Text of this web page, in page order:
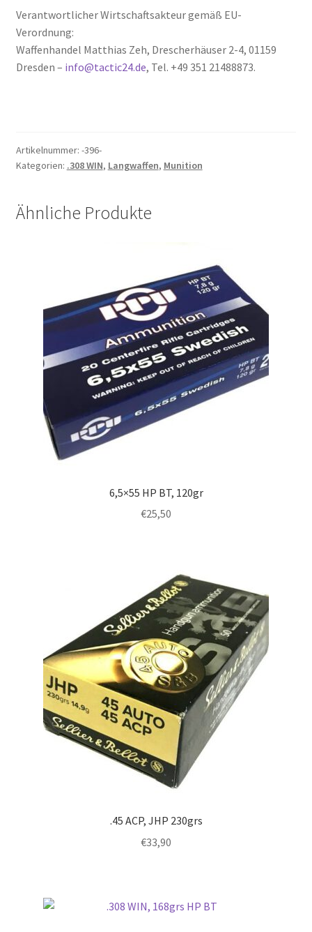
Verantwortlicher Wirtschaftsakteur gemäß EU-
Verordnung:
Waffenhandel Matthias Zeh, Drescherhäuser 2-4, 01159
Dresden – info@tactic24.de, Tel. +49 351 21488873.
Artikelnummer: -396-
Kategorien: .308 WIN, Langwaffen, Munition
Ähnliche Produkte
6,5×55 HP BT, 120gr
€25,50
.45 ACP, JHP 230grs
€33,90